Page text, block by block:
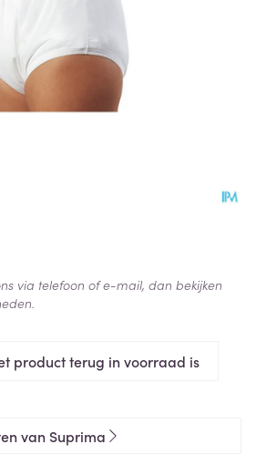
product terug in voorraad is
via telefoon of e-mail, dan bekijken
van Suprima